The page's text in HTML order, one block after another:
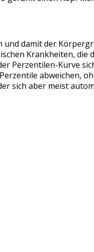
und damit der
Krankheiten, die
Perzentilen-Kurve
abweichen,
sich aber meist